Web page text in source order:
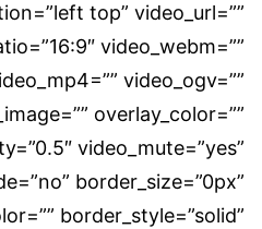
top” video_url=””
video_webm=””
video_ogv=””
overlay_color=””
video_mute=”yes”
border_size=”0px”
border_style=”solid”